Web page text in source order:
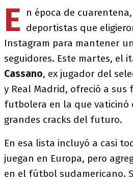
E
n época de
deportistas que
Instagram para mantener
seguidores. Este martes, el
Cassano, ex jugador del
y Real Madrid, ofreció a sus
futbolera en la que vaticinó
grandes cracks del futuro.
En esa lista incluyó a casi
juegan en Europa, pero
en el fútbol sudamericano.